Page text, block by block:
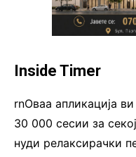
Inside Timer
rnОваа апликација
30 000 сесии за
нуди релаксирачки